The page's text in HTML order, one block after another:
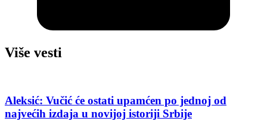
Više vesti
Aleksić: Vučić će ostati upamćen po jednoj od
najvećih izdaja u novijoj istoriji Srbije